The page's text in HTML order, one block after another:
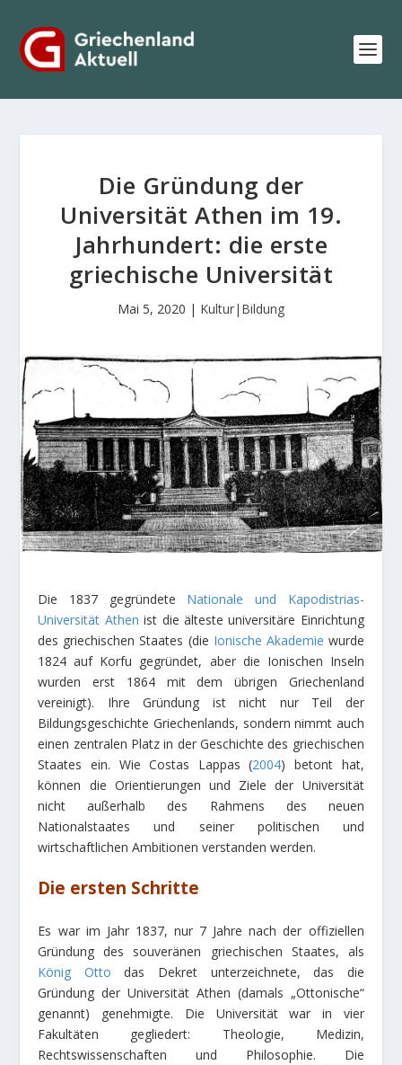
Die Gründung der
Universität Athen im 19.
Jahrhundert: die erste
griechische Universität
Mai 5, 2020 | Kultur|Bildung
Die 1837 gegründete Nationale und Kapodistrias-
Universität Athen ist die älteste universitäre Einrichtung
des griechischen Staates (die Ionische Akademie wurde
1824 auf Korfu gegründet, aber die Ionischen Inseln
wurden erst 1864 mit dem übrigen Griechenland
vereinigt). Ihre Gründung ist nicht nur Teil der
Bildungsgeschichte Griechenlands, sondern nimmt auch
einen zentralen Platz in der Geschichte des griechischen
Staates ein. Wie Costas Lappas (2004) betont hat,
können die Orientierungen und Ziele der Universität
nicht außerhalb des Rahmens des neuen
Nationalstaates und seiner politischen und
wirtschaftlichen Ambitionen verstanden werden.
Die ersten Schritte
Es war im Jahr 1837, nur 7 Jahre nach der offiziellen
Gründung des souveränen griechischen Staates, als
König Otto das Dekret unterzeichnete, das die
Gründung der Universität Athen (damals „Ottonische“
genannt) genehmigte. Die Universität war in vier
Fakultäten gegliedert: Theologie, Medizin,
Rechtswissenschaften und Philosophie. Die